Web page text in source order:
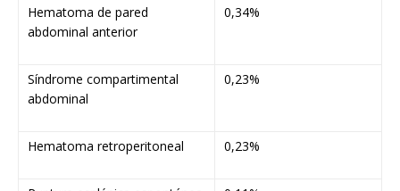
Hematoma de pared
abdominal anterior
0,34%
Síndrome compartimental
abdominal
0,23%
Hematoma retroperitoneal 0,23%